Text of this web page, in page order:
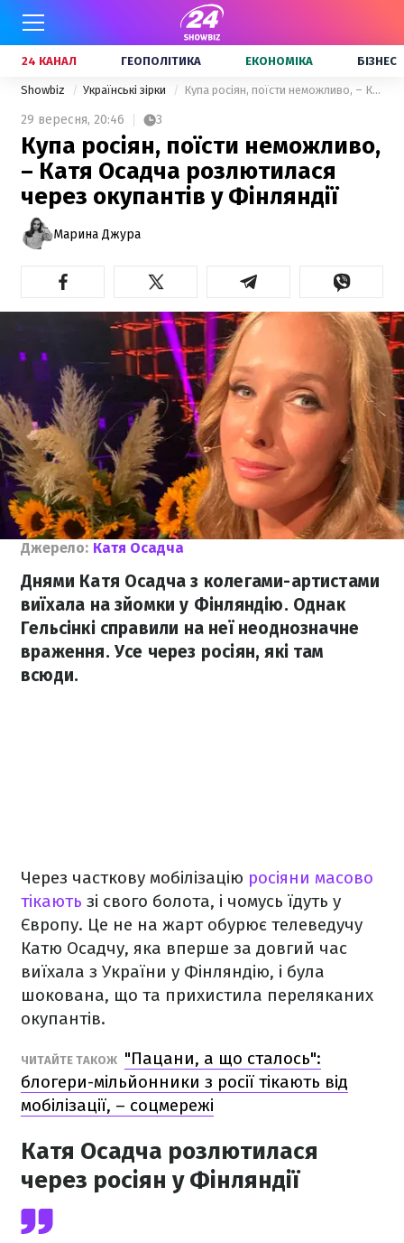
24 КАНАЛ ГЕОПОЛІТИКА ЕКОНОМІКА БІЗНЕС
Showbiz Українські зірки Купа росіян, поїсти неможливо, – Катя Осадча розлютилася через окупантів у Фінляндії
29 вересня, 20:46 3
Купа росіян, поїсти неможливо,
– Катя Осадча розлютилася
через окупантів у Фінляндії
Марина Джура
Джерело: Катя Осадча
Днями Катя Осадча з колегами-артистами
виїхала на зйомки у Фінляндію. Однак
Гельсінкі справили на неї неоднозначне
враження. Усе через росіян, які там
всюди.
Через часткову мобілізацію росіяни масово
тікають зі свого болота, і чомусь їдуть у
Європу. Це не на жарт обурює телеведучу
Катю Осадчу, яка вперше за довгий час
виїхала з України у Фінляндію, і була
шокована, що та прихистила переляканих
окупантів.
ЧИТАЙТЕ ТАКОЖ "Пацани, а що сталось":
блогери-мільйонники з росії тікають від
мобілізації, – соцмережі
Катя Осадча розлютилася
через росіян у Фінляндії